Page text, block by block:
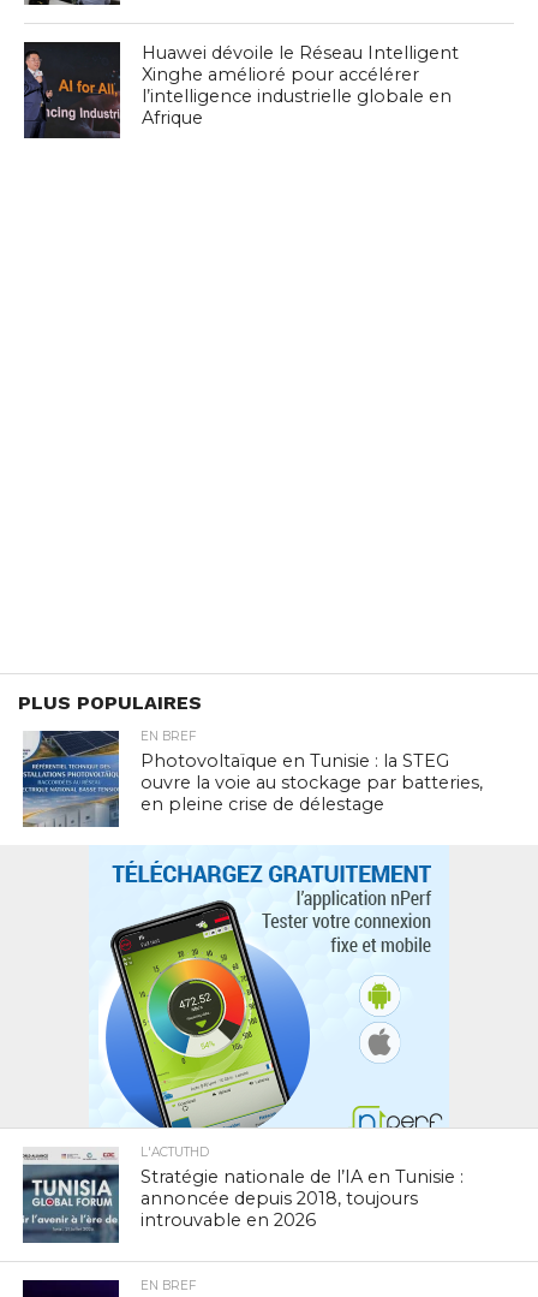
Huawei dévoile le Réseau Intelligent
Xinghe amélioré pour accélérer
l’intelligence industrielle globale en
Afrique
PLUS POPULAIRES
EN BREF
Photovoltaïque en Tunisie : la STEG
ouvre la voie au stockage par batteries,
en pleine crise de délestage
L'ACTUTHD
Stratégie nationale de l’IA en Tunisie :
annoncée depuis 2018, toujours
introuvable en 2026
EN BREF